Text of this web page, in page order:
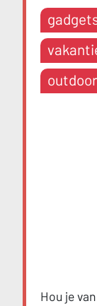
outdoor
Hou je